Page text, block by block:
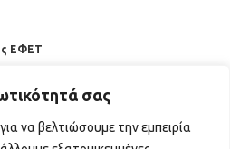
σας
να βελτιώσουμε την εμπειρία
ΕΦΕΤ